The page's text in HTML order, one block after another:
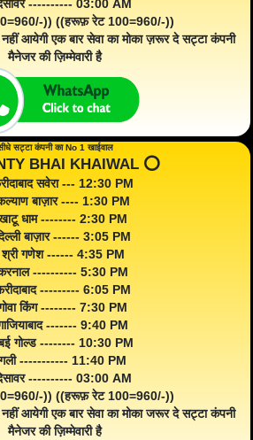
---------- 03:00 AM
)) ((हरूफ़ रेट 100=960/-))
आयेगी एक बार सेवा का मोका ज़रूर दे सट्टा कंपनी
मैनेजर की ज़िम्मेवारी है
सट्टा कंपनी का No 1 खाईवाल
BHAI KHAIWAL ⭕️
सवेरा --- 12:30 PM
बाज़ार ---- 1:30 PM
धाम -------- 2:30 PM
बाज़ार ------ 3:05 PM
श्री गणेश ------ 4:35 PM
---------- 5:30 PM
--------- 6:05 PM
किंग -------- 7:30 PM
------- 9:40 PM
गोल्ड -------- 10:30 PM
----------- 11:40 PM
---------- 03:00 AM
)) ((हरूफ़ रेट 100=960/-))
आयेगी एक बार सेवा का मोका जरूर दे सट्टा कंपनी
मैनेजर की ज़िम्मेवारी है